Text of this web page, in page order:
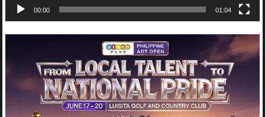
00:00 01:04